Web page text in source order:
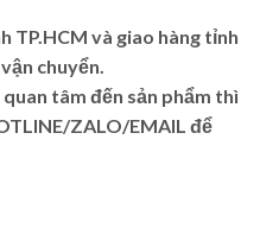
TP.HCM và giao hàng tỉnh
chuyển.
quan tâm đến sản phẩm thì
ZALO/EMAIL để